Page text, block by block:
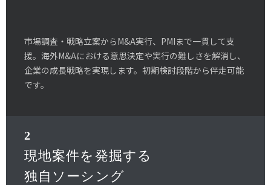
市場調査・戦略立案からM&A実行、PMIまで一貫して支
援。海外M&Aにおける意思決定や実行の難しさを解消し、
企業の成長戦略を実現します。初期検討段階から伴走可能
です。
2
現地案件を発掘する
独自ソーシング